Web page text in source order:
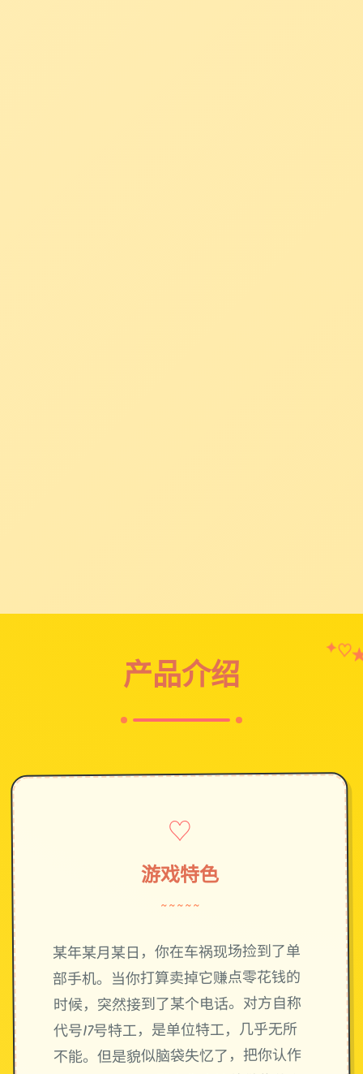
产品介绍
✦♡
♡
游戏特色
~~~~~
某年某月某日，你在车祸现场捡到了单
部手机。当你打算卖掉它赚点零花钱的
时候，突然接到了某个电话。对方自称
代号17号特工，是单位特工，几乎无所
不能。但是貌似脑袋失忆了，把你认作